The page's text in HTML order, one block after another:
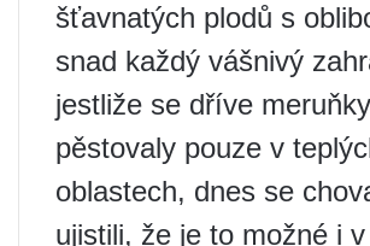
šťavnatých plodů s
snad každý vášnivý
jestliže se dříve meruňky
pěstovaly pouze v
oblastech, dnes se
ujistili, že je to možné i